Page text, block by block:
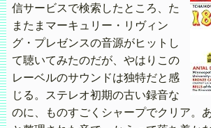
信サービスで検索したところ、た
またまマーキュリー・リヴィン
グ・プレゼンスの音源がヒットし
て聴いてみたのだが、やはりこの
レーベルのサウンドは独特だと感
じる。ステレオ初期の古い録音な
のに、ものすごくシャープでクリア。